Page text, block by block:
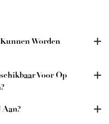
Worden
Voor Op
Aan?